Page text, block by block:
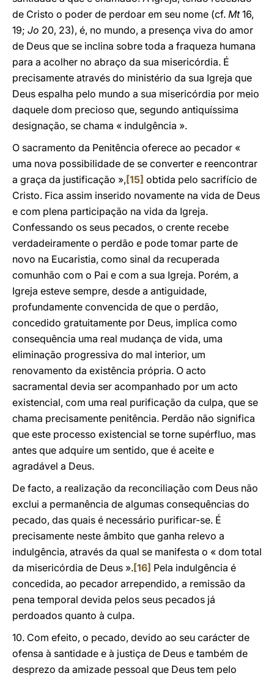
de Cristo o poder de perdoar em seu nome (cf. Mt16,
19; Jo 20, 23), é, no mundo, a presença viva do amor
de Deus que se inclina sobre toda a fraqueza humana
para a acolher no abraço da sua misericórdia. É
precisamente através do ministério da sua Igreja que
Deus espalha pelo mundo a sua misericórdia por meio
daquele dom precioso que, segundo antiquíssima
designação, se chama « indulgência ».
O sacramento da Penitência oferece ao pecador «
uma nova possibilidade de se converter e reencontrar
a graça da justificação », [15] obtida pelo sacrifício de
Cristo. Fica assim inserido novamente na vida de Deus
e com plena participação na vida da Igreja.
Confessando os seus pecados, o crente recebe
verdadeiramente o perdão e pode tomar parte de
novo na Eucaristia, como sinal da recuperada
comunhão com o Pai e com a sua Igreja. Porém, a
Igreja esteve sempre, desde a antiguidade,
profundamente convencida de que o perdão,
concedido gratuitamente por Deus, implica como
consequência uma real mudança de vida, uma
eliminação progressiva do mal interior, um
renovamento da existência própria. O acto
sacramental devia ser acompanhado por um acto
existencial, com uma real purificação da culpa, que se
chama precisamente penitência. Perdão não significa
que este processo existencial se torne supérfluo, mas
antes que adquire um sentido, que é aceite e
agradável a Deus.
De facto, a realização da reconciliação com Deus não
exclui a permanência de algumas consequências do
pecado, das quais é necessário purificar-se. É
precisamente neste âmbito que ganha relevo a
indulgência, através da qual se manifesta o « dom total
da misericórdia de Deus ».[16] Pela indulgência é
concedida, ao pecador arrependido, a remissão da
pena temporal devida pelos seus pecados já
perdoados quanto à culpa.
10. Com efeito, o pecado, devido ao seu carácter de
ofensa à santidade e à justiça de Deus e também de
desprezo da amizade pessoal que Deus tem pelo